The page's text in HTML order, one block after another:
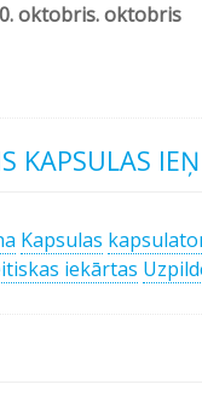
oktobris. oktobris
KAPSULAS
Kapsulas
iekārtas